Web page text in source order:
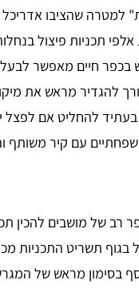
שהציבו אדריכל
תכניות פיצול
בכפר חיים מאפשר
להגדיר מראש את
בעתיד להחליט אם
עם קיר משותף
לתמ"א 35 החלו מספר רב של
בגוף תשריט התכניות
בסימון מראש של